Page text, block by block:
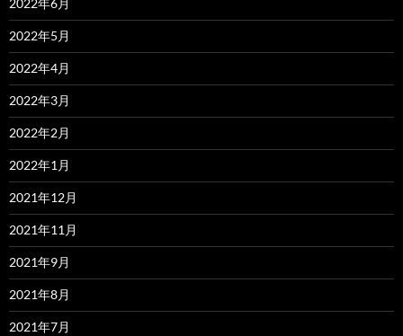
2022年6月
2022年5月
2022年4月
2022年3月
2022年2月
2022年1月
2021年12月
2021年11月
2021年9月
2021年8月
2021年7月